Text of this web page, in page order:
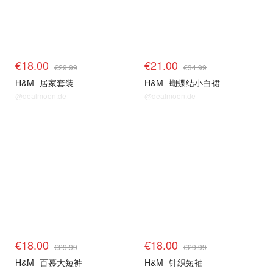
€18.00 €29.99
H&M 居家套装
@dealmoon.de
€21.00 €34.99
H&M 蝴蝶结小白裙
@dealmoon.de
€18.00 €29.99
H&M 百慕大短裤
€18.00 €29.99
H&M 针织短袖